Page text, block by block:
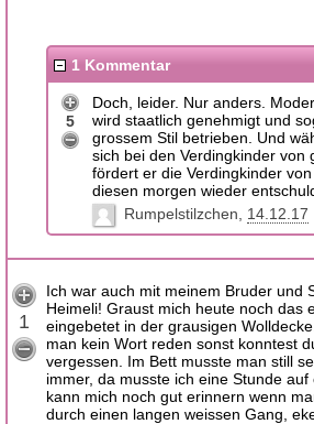
1 Kommentar
5
Doch, leider. Nur anders.
wird staatlich genehmigt und
grossem Stil betrieben. Und
sich bei den Verdingkinder von
fördert er die Verdingkinder
diesen morgen wieder
Rumpelstilzchen
14.12.17
1
Ich war auch mit meinem Bruder und
Heimeli! Graust mich heute noch das
eingebetet in der grausigen
man kein Wort reden sonst konntest
vergessen. Im Bett musste man still
immer, da musste ich eine Stunde
kann mich noch gut erinnern wenn
durch einen langen weissen Gang,